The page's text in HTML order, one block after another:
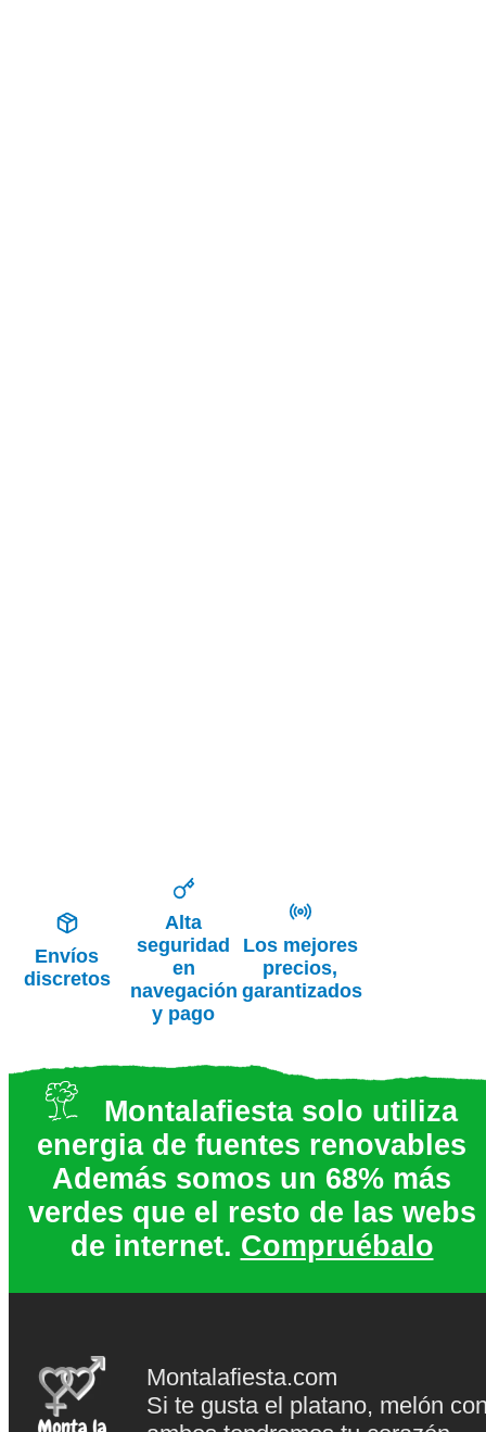
Envíos
discretos
Alta
seguridad
en
navegación
y pago
Los mejores
precios,
garantizados
Montalafiesta solo utiliza
energia de fuentes renovables
Además somos un 68% más
verdes que el resto de las webs
de internet. Compruébalo
Montalafiesta.com
Si te gusta el platano, melón